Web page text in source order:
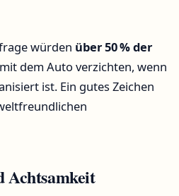
würden über 50 % der
dem Auto verzichten, wenn
ist. Ein gutes Zeichen
Achtsamkeit